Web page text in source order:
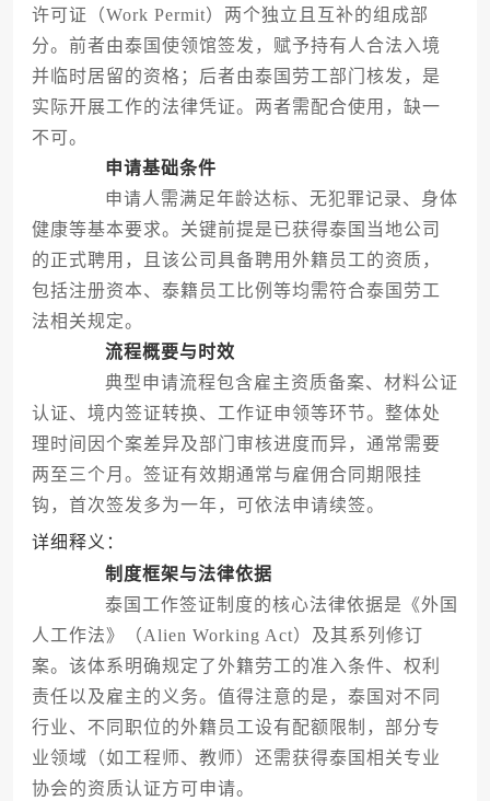
许可证（Work Permit）两个独立且互补的组成部
分。前者由泰国使领馆签发，赋予持有人合法入境
并临时居留的资格；后者由泰国劳工部门核发，是
实际开展工作的法律凭证。两者需配合使用，缺一
不可。
申请基础条件
申请人需满足年龄达标、无犯罪记录、身体
健康等基本要求。关键前提是已获得泰国当地公司
的正式聘用，且该公司具备聘用外籍员工的资质，
包括注册资本、泰籍员工比例等均需符合泰国劳工
法相关规定。
流程概要与时效
典型申请流程包含雇主资质备案、材料公证
认证、境内签证转换、工作证申领等环节。整体处
理时间因个案差异及部门审核进度而异，通常需要
两至三个月。签证有效期通常与雇佣合同期限挂
钩，首次签发多为一年，可依法申请续签。
详细释义：
制度框架与法律依据
泰国工作签证制度的核心法律依据是《外国
人工作法》（Alien Working Act）及其系列修订
案。该体系明确规定了外籍劳工的准入条件、权利
责任以及雇主的义务。值得注意的是，泰国对不同
行业、不同职位的外籍员工设有配额限制，部分专
业领域（如工程师、教师）还需获得泰国相关专业
协会的资质认证方可申请。